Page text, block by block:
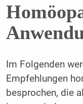
Im Folgenden
Empfehlungen
besprochen, die